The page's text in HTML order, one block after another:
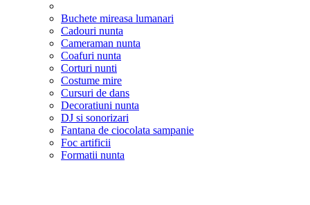
Buchete mireasa lumanari
Cadouri nunta
Cameraman nunta
Coafuri nunta
Corturi nunti
Costume mire
Cursuri de dans
Decoratiuni nunta
DJ si sonorizari
Fantana de ciocolata sampanie
Foc artificii
Formatii nunta